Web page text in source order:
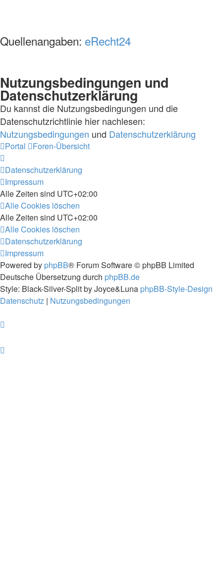
Quellenangaben: eRecht24
Nutzungsbedingungen und
Datenschutzerklärung
Du kannst die Nutzungsbedingungen und die
Datenschutzrichtlinie hier nachlesen:
Nutzungsbedingungen und Datenschutzerklärung
Portal Foren-Übersicht
Datenschutzerklärung
Impressum
Alle Zeiten sind UTC+02:00
Alle Cookies löschen
Alle Zeiten sind UTC+02:00
Alle Cookies löschen
Datenschutzerklärung
Impressum
Powered by phpBB® Forum Software © phpBB Limited
Deutsche Übersetzung durch phpBB.de
Style: Black-Silver-Split by Joyce&Luna phpBB-Style-Design
Datenschutz | Nutzungsbedingungen